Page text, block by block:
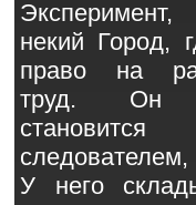
некий Город,
право на
труд. Он
становится
У него